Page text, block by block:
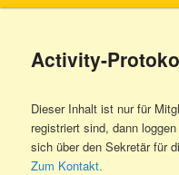
Activity-
Dieser Inhalt ist nur für
registriert sind, dann
sich über den Sekretär für
Zum Kontakt.